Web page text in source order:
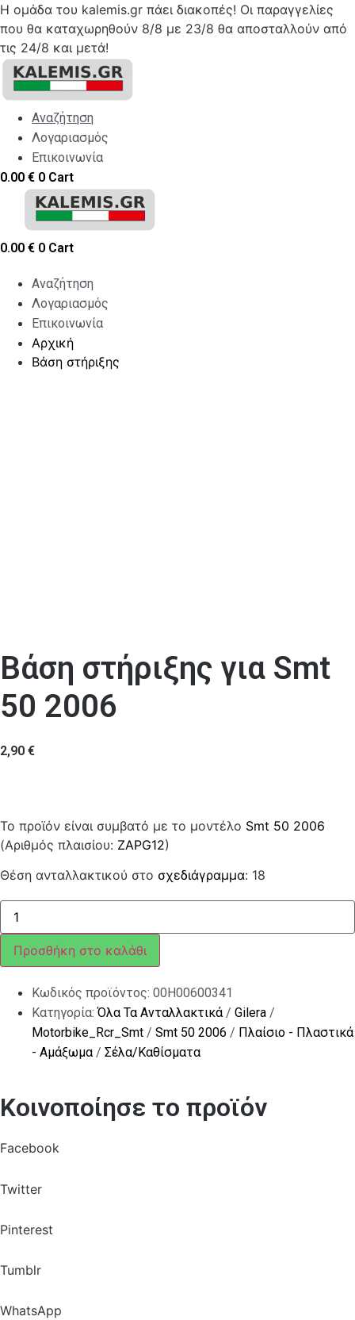
Η ομάδα του kalemis.gr πάει διακοπές! Οι παραγγελίες
που θα καταχωρηθούν 8/8 με 23/8 θα αποσταλλούν από
τις 24/8 και μετά!
Skip
content
Αναζήτηση
Λογαριασμός
Επικοινωνία
0.00 € 0 Cart
0.00 € 0 Cart
Αναζήτηση
Λογαριασμός
Επικοινωνία
Αρχική
Βάση στήριξης
Βάση στήριξης για Smt
50 2006
2,90 €
Το προϊόν είναι συμβατό με το μοντέλο Smt 50 2006
(Αριθμός πλαισίου: ZAPG12)
Θέση ανταλλακτικού στο σχεδιάγραμμα: 18
Βάση
στήριξης
ποσότητα
Προσθήκη στο καλάθι
Κωδικός προϊόντος: 00H00600341
Κατηγορία:Όλα Τα Ανταλλακτικά/ Gilera /
Motorbike_Rcr_Smt / Smt 50 2006 / Πλαίσιο - Πλαστικά
- Αμάξωμα/ Σέλα/Καθίσματα
Κοινοποίησε το προϊόν
Facebook
Twitter
Pinterest
Tumblr
WhatsApp